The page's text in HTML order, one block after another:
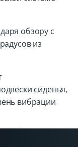
обзору с
из
сиденья,
вибрации